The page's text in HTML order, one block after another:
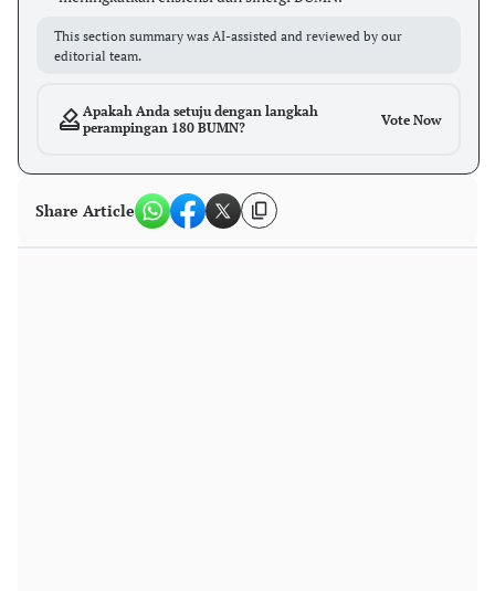
This section summary was AI-assisted and reviewed by our
editorial team.
Apakah Anda setuju dengan langkah
perampingan 180 BUMN?
Vote Now
Share Article